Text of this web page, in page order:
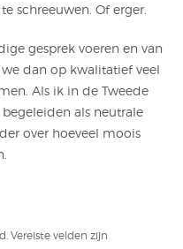
schreeuwen. Of erger.
gesprek voeren en van
dan op kwalitatief veel
Als ik in de Tweede
als neutrale
over hoeveel moois
Vereiste velden zijn